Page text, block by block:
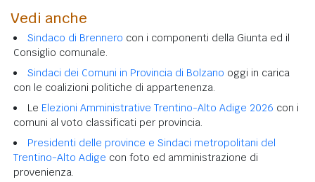
Vedi anche
Sindaco di Brennero con i componenti della Giunta ed il
Consiglio comunale.
Sindaci dei Comuni in Provincia di Bolzano oggi in carica
con le coalizioni politiche di appartenenza.
Le Elezioni Amministrative Trentino-Alto Adige 2026 con i
comuni al voto classificati per provincia.
Presidenti delle province e Sindaci metropolitani del
Trentino-Alto Adige con foto ed amministrazione di
provenienza.